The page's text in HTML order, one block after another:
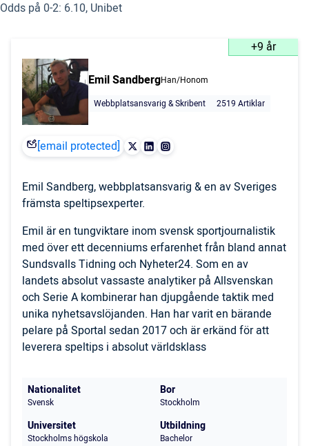
Odds på 0-2: 6.10, Unibet
+9 år
Emil SandbergHan/Honom
Webbplatsansvarig & Skribent
2519 Artiklar
[email protected]
Emil Sandberg, webbplatsansvarig & en av Sveriges
främsta speltipsexperter.
Emil är en tungviktare inom svensk sportjournalistik
med över ett decenniums erfarenhet från bland annat
Sundsvalls Tidning och Nyheter24. Som en av
landets absolut vassaste analytiker på Allsvenskan
och Serie A kombinerar han djupgående taktik med
unika nyhetsavslöjanden. Han har varit en bärande
pelare på Sportal sedan 2017 och är erkänd för att
leverera speltips i absolut världsklass
Nationalitet
Svensk
Bor
Stockholm
Universitet
Stockholms högskola
Utbildning
Bachelor